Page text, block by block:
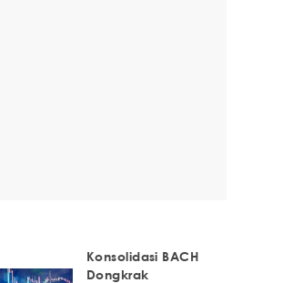
Konsolidasi BACH
Dongkrak